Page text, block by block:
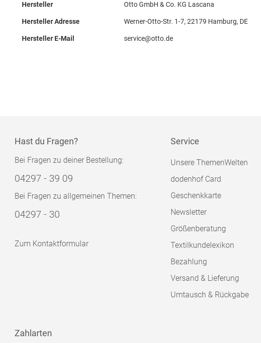
Hersteller Otto GmbH & Co. KG Lascana
Hersteller Adresse Werner-Otto-Str. 1-7, 22179 Hamburg, DE
Hersteller E-Mail service@otto.de
Hast du Fragen?
Bei Fragen zu deiner Bestellung:
04297 - 39 09
Bei Fragen zu allgemeinen Themen:
04297 - 30
Zum Kontaktformular
Service
Unsere ThemenWelten
dodenhof Card
Geschenkkarte
Newsletter
Größenberatung
Textilkundelexikon
Bezahlung
Versand & Lieferung
Umtausch & Rückgabe
Zahlarten